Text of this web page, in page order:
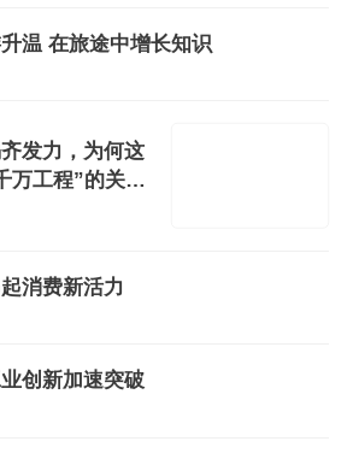
温 在旅途中增长知识
发力，为何这
万工程”的关键
消费新活力
创新加速突破